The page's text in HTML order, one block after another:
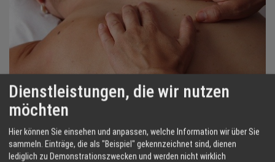
FASZIEN Therapie in der Naturheilpraxis
Weiss - Lahr
Zum Vertiefen dercraniomyofaszialen Therapiemethode
konzentrieren sich meine aktuellen Fort- und Weiterbildungen
Dienstleistungen, die wir nutzen
möchten
Hier können Sie einsehen und anpassen, welche Information wir über Sie
sammeln. Einträge, die als "Beispiel" gekennzeichnet sind, dienen
lediglich zu Demonstrationszwecken und werden nicht wirklich